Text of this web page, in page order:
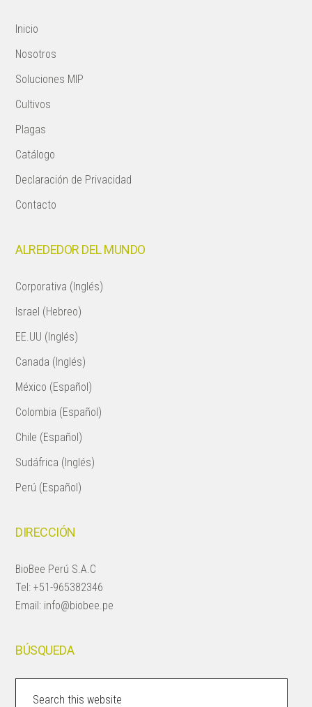
Inicio
Nosotros
Soluciones MIP
Cultivos
Plagas
Catálogo
Declaración de Privacidad
Contacto
ALREDEDOR DEL MUNDO
Corporativa (Inglés)
Israel (Hebreo)
EE.UU (Inglés)
Canada (Inglés)
México (Español)
Colombia (Español)
Chile (Español)
Sudáfrica (Inglés)
Perú (Español)
DIRECCIÓN
BioBee Perú S.A.C
Tel:+51-965382346
Email: info@biobee.pe
BÚSQUEDA